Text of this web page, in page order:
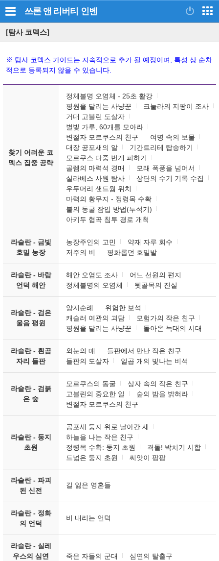
쓰론 앤 리버티 인벤
[탐사 코덱스]
※ 탐사 코덱스 가이드는 지속적으로 추가 될 예정이며, 특성 상 순차
적으로 등록되지 않을 수 있습니다.
찾기 어려운 코
덱스 집중 공략
정체불명 오염체 - 25초 활강
평원을 달리는 사냥꾼
크눌라의 지팡이 조사
거대 고블린 도살자
별빛 가루, 60개를 모아라
변절자 모르쿠스의 친구
여명 속의 보물
대장 공포새의 알
기간트리테 탑승하기
모르쿠스 다중 번개 피하기
골렘의 마력석 경매
모래 폭풍을 넘어서
실라베스 사원 탐사
상단의 수기 기록 수집
우두머리 샌드웜 위치
마력의 황무지 - 정령목 수확
불의 동굴 잠입 방법(투석기)
아키두 협곡 침투 경로 개척
라슬란 - 금빛
호밀 농장
농장주인의 고민
약재 자루 회수
저주의 비
평화롭던 호밀밭
라슬란 - 바람
언덕 해안
해안 오염도 조사
어느 선원의 편지
정체불명의 오염체
뒷골목의 진실
라슬란 - 검은
울음 평원
양지순례
위험한 보석
캐슬러 여관의 괴담
모험가의 작은 친구
평원을 달리는 사냥꾼
돌아온 늑대의 시대
라슬란 - 흰곰
자리 들판
외눈의 매
들판에서 만난 작은 친구
들판의 도살자
일곱 개의 빛나는 비석
라슬란 - 검붉
은 숲
모르쿠스의 동굴
상자 속의 작은 친구
고블린의 중요한 일
숲의 밤을 밝혀라
변절자 모르쿠스의 친구
라슬란 - 둥지
초원
공포새 둥지 위로 날아간 새
하늘을 나는 작은 친구
정령목 수확: 둥지 초원
격돌! 박치기 시합
드넓은 둥지 초원
씨앗이 팡팡
라슬란 - 파괴
된 신전
길 잃은 영혼들
라슬란 - 정화
의 언덕
비 내리는 언덕
라슬란 - 실레
우스의 심연
죽은 자들의 군대 심연의 탈출구